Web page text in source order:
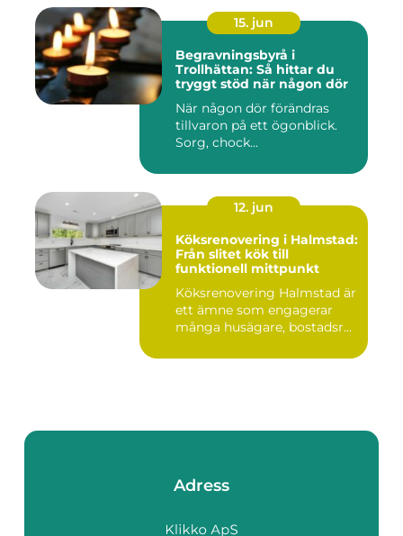
15. jun
Begravningsbyrå i
Trollhättan: Så hittar du
tryggt stöd när någon dör
När någon dör förändras
tillvaron på ett ögonblick.
Sorg, chock...
12. jun
Köksrenovering i Halmstad:
Från slitet kök till
funktionell mittpunkt
Köksrenovering Halmstad är
ett ämne som engagerar
många husägare, bostadsr...
Adress